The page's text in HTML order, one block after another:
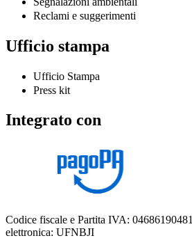
Reclami e suggerimenti
Ufficio stampa
Ufficio Stampa
Press kit
Integrato con
Codice fiscale e Partita IVA: 04686190481
elettronica: UFNBJI